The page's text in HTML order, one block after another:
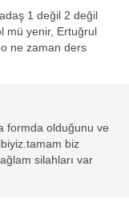
1 değil 2 değil
mü yenir, Ertuğrul
ne zaman ders
formda olduğunu ve
biz
silahları var